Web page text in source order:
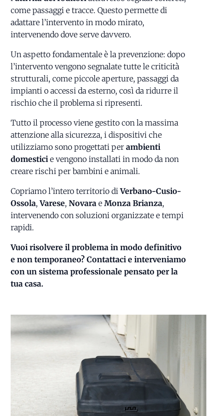
come passaggi e tracce. Questo permette di
adattare l’intervento in modo mirato,
intervenendo dove serve davvero.
Un aspetto fondamentale è la prevenzione: dopo
l’intervento vengono segnalate tutte le criticità
strutturali, come piccole aperture, passaggi da
impianti o accessi da esterno, così da ridurre il
rischio che il problema si ripresenti.
Tutto il processo viene gestito con la massima
attenzione alla sicurezza, i dispositivi che
utilizziamo sono progettati perambienti
domestici e vengono installati in modo da non
creare rischi per bambini e animali.
Copriamo l’intero territorio diVerbano-Cusio-
Ossola,Varese,Novara eMonza Brianza,
intervenendo con soluzioni organizzate e tempi
rapidi.
Vuoi risolvere il problema in modo definitivo
e non temporaneo? Contattaci e interveniamo
con un sistema professionale pensato per la
tua casa.